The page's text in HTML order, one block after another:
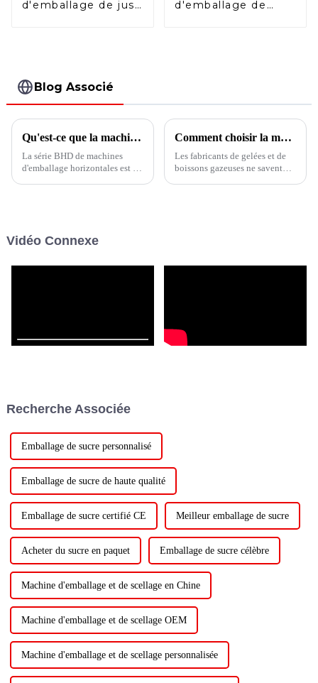
d'emballage de jus
d'emballage de
Blog Associé
Qu'est-ce que la machine d'emballage de linge horizontale BHD-280DSC ?
La série BHD de machines
d'emballage horizontales est la
du granulé, de la poudre, du
l'emballage, de la poudre, des
Comment choisir la machine d'emballage pour la gelée ?
Les fabricants de gelées et de
boissons gazeuses ne savent
Vidéo Connexe
Recherche Associée
Emballage de sucre personnalisé
Emballage de sucre de haute qualité
Emballage de sucre certifié CE Meilleur emballage de sucre
Acheter du sucre en paquet Emballage de sucre célèbre
Machine d'emballage et de scellage en Chine
Machine d'emballage et de scellage OEM
Machine d'emballage et de scellage personnalisée